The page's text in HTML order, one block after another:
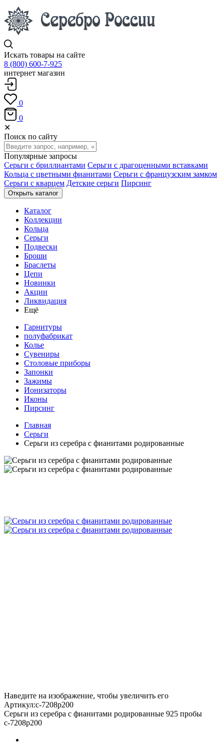
Искать товары на сайте
8 (800) 600-7-925
интернет магазин
0
0
✕
Поиск по сайту
Популярные запросы
Серьги с бриллиантами Серьги с драгоценными вставками
Кольца с цветными фианитами Серьги с французским замком
Серьги с кварцем Детские серьги Пирсинг
Открыть каталог
Каталог
Коллекции
Кольца
Серьги
Подвески
Броши
Браслеты
Цепи
Новинки
Акции
Ликвидация
Ещё
Гарнитуры
полуфабрикат
Колье
Сувениры
Столовые приборы
Запонки
Зажимы
Ионизаторы
Иконы
Пирсинг
Главная
Серьги
Серьги из серебра с фианитами родированные
Наведите на изображение, чтобы увеличить его
Артикул:с-7208р200
Серьги из серебра с фианитами родированные 925 пробы
с-7208р200